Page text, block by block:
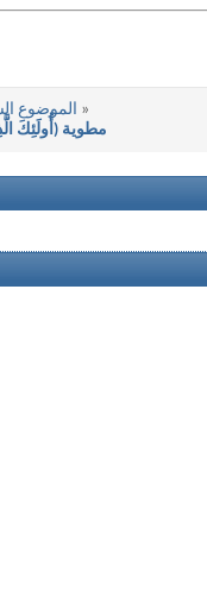
« الموضوع
مطوية (أُولَئِكَ